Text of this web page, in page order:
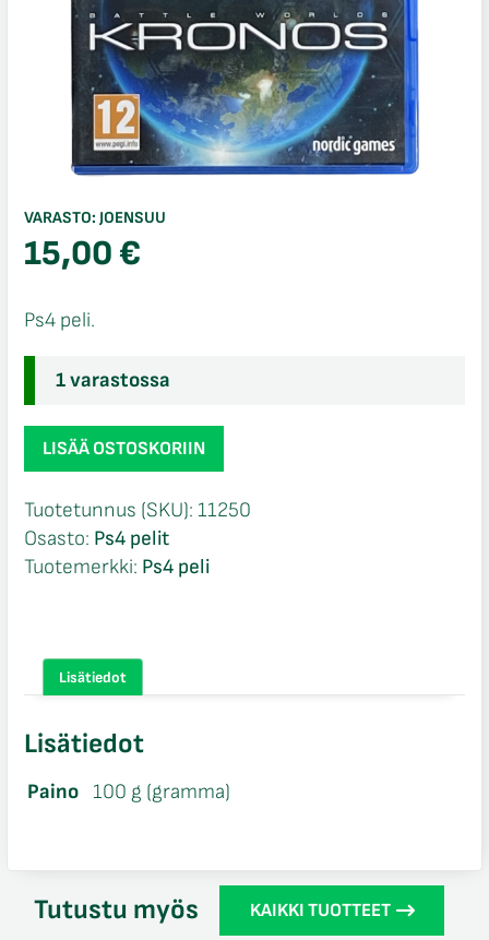
VARASTO: JOENSUU
15,00€
Ps4 peli.
1 varastossa
Battle
Worlds
Ps4
määrä
LISÄÄ OSTOSKORIIN
Tuotetunnus (SKU): 11250
Osasto: Ps4 pelit
Tuotemerkki: Ps4 peli
Lisätiedot
Lisätiedot
Paino 100 g (gramma)
Tutustu myös KAIKKI TUOTTEET